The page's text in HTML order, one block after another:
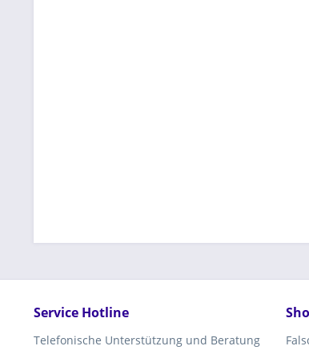
Service Hotline
Telefonische Unterstützung und Beratung